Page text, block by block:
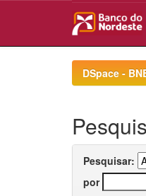
DSpace -
Pesquisar:
por